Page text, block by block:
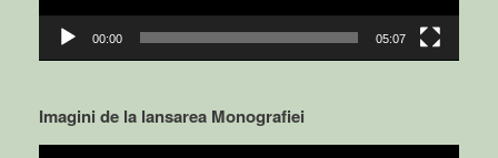
00:00 05:07
Imagini de la lansarea Monografiei